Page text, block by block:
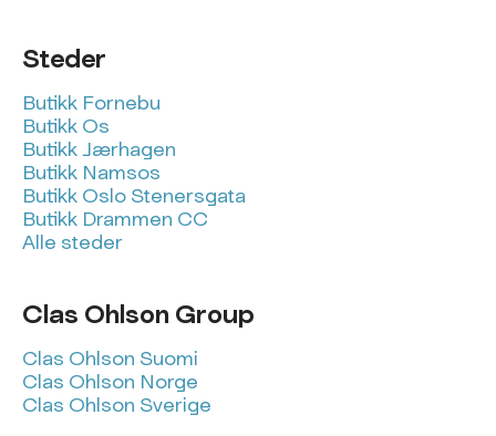
Steder
Butikk Fornebu
Butikk Os
Butikk Jærhagen
Butikk Namsos
Butikk Oslo Stenersgata
Butikk Drammen CC
Alle steder
Clas Ohlson Group
Clas Ohlson Suomi
Clas Ohlson Norge
Clas Ohlson Sverige